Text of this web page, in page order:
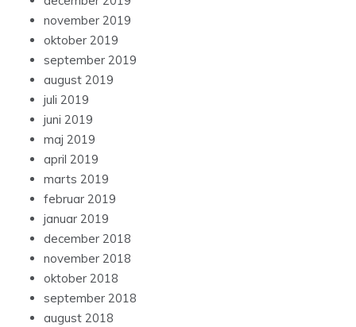
november 2019
oktober 2019
september 2019
august 2019
juli 2019
juni 2019
maj 2019
april 2019
marts 2019
februar 2019
januar 2019
december 2018
november 2018
oktober 2018
september 2018
august 2018